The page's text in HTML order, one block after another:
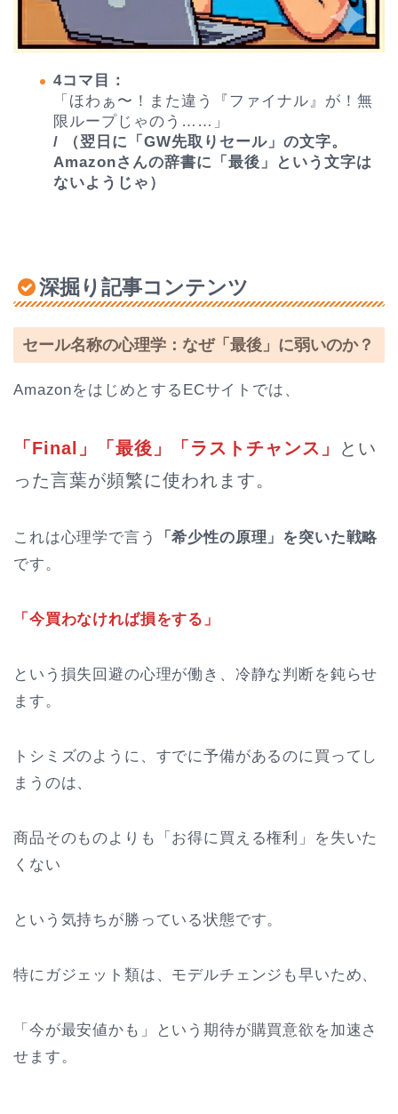
4コマ目：
「ほわぁ〜！また違う『ファイナル』が！無
限ループじゃのう……」
/ （翌日に「GW先取りセール」の文字。
Amazonさんの辞書に「最後」という文字は
ないようじゃ）
深掘り記事コンテンツ
セール名称の心理学：なぜ「最後」に弱いのか？
AmazonをはじめとするECサイトでは、
「Final」「最後」「ラストチャンス」
とい
った言葉が頻繁に使われます。
これは心理学で言う
「希少性の原理」を突いた戦略
です。
「今買わなければ損をする」
という損失回避の心理が働き、冷静な判断を鈍らせ
ます。
トシミズのように、すでに予備があるのに買ってし
まうのは、
商品そのものよりも「お得に買える権利」を失いた
くない
という気持ちが勝っている状態です。
特にガジェット類は、モデルチェンジも早いため、
「今が最安値かも」という期待が購買意欲を加速さ
せます。